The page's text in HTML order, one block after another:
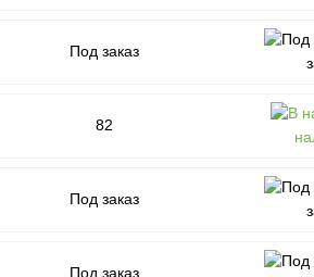
Под заказ
82
Под заказ
Под заказ